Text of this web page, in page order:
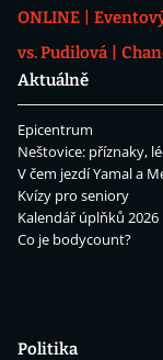
ONLINE
vs. Pudilová
Aktuálně
Epicentrum
Neštovice: příznaky,
V čem jezdí Yamal a
Kvízy pro seniory
Kalendář úplňků 2026
Co je bodycount?
Politika